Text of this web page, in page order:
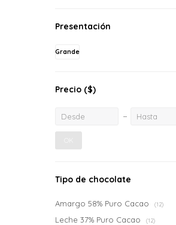
Presentación
Grande
Precio ($)
Tipo de chocolate
Amargo 58% Puro Cacao (12)
Leche 37% Puro Cacao (12)